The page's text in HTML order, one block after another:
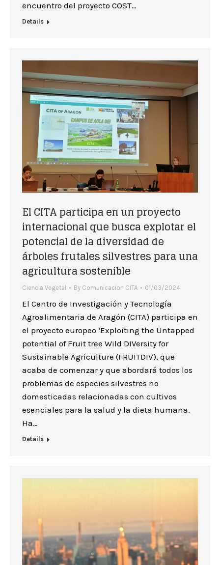
encuentro del proyecto COST…
Details
El CITA participa en un proyecto
internacional que busca explotar el
potencial de la diversidad de
árboles frutales silvestres para una
agricultura sostenible
Ciencia Vegetal By Comunicacion CITA 01/03/2024
El Centro de Investigación y Tecnología
Agroalimentaria de Aragón (CITA) participa en
el proyecto europeo ‘Exploiting the Untapped
potential of Fruit tree Wild DIVersity for
Sustainable Agriculture (FRUITDIV), que
acaba de comenzar y que abordará todos los
problemas de especies silvestres no
domesticadas relacionadas con cultivos
esenciales para la salud y la dieta humana.
Ha…
Details